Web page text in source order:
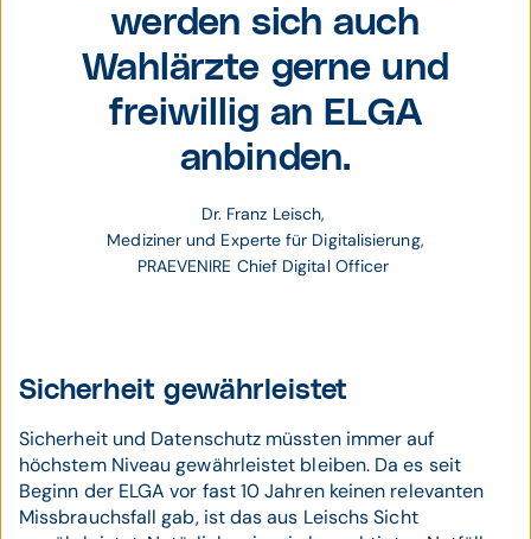
werden sich auch
Wahlärzte gerne und
freiwillig an ELGA
anbinden.
Dr. Franz Leisch,
Mediziner und Experte für Digitalisierung,
PRAEVENIRE Chief Digital Officer
Sicherheit gewährleistet
Sicherheit und Datenschutz müssten immer auf
höchstem Niveau gewährleistet bleiben. Da es seit
Beginn der ELGA vor fast 10 Jahren keinen relevanten
Missbrauchsfall gab, ist das aus Leischs Sicht